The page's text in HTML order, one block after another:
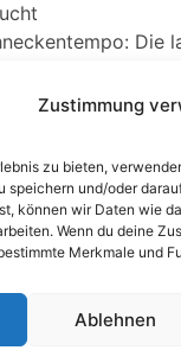
Zustimmung
zu bieten,
speichern und/oder
können wir Daten wie
Wenn du deine
Merkmale und
Ablehnen
Die
gefährlicher neuer
Vorteile